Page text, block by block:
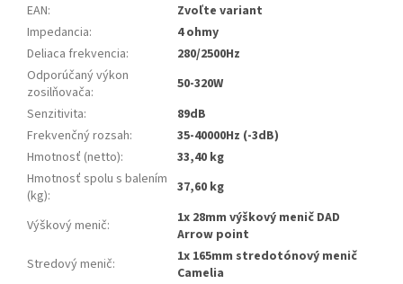
EAN:
Zvoľte variant
Impedancia:
4 ohmy
Deliaca frekvencia:
280/2500Hz
Odporúčaný výkon
zosilňovača:
50-320W
Senzitivita:
89dB
Frekvenčný rozsah:
35-40000Hz (-3dB)
Hmotnosť (netto):
33,40 kg
Hmotnosť spolu s balením
(kg): 37,60 kg
Výškový menič:
1x 28mm výškový menič DAD
Arrow point
Stredový menič:
1x 165mm stredotónový menič
Camelia